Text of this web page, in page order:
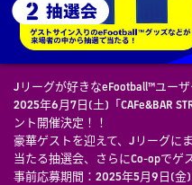
Jリーグが好きなeFootball™ユーザ
2025年6月7日(土)「CAFe&BAR
ント開催決定！！
豪華ゲストを迎えて、Jリーグに
当たる抽選会、さらにCo-opでゲ
事前応募期間：2025年5月9日(金